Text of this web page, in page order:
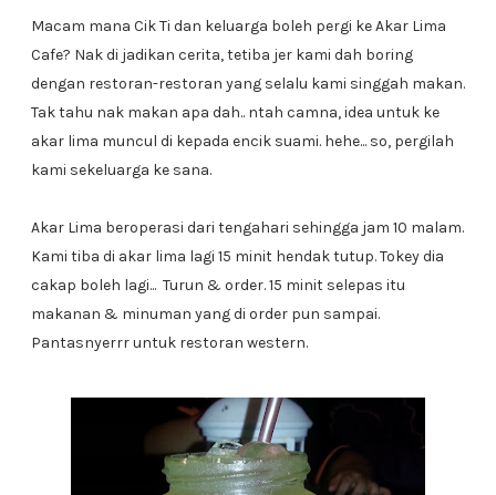
Macam mana Cik Ti dan keluarga boleh pergi ke Akar Lima
Cafe? Nak di jadikan cerita, tetiba jer kami dah boring
dengan restoran-restoran yang selalu kami singgah makan.
Tak tahu nak makan apa dah.. ntah camna, idea untuk ke
akar lima muncul di kepada encik suami. hehe... so, pergilah
kami sekeluarga ke sana.
Akar Lima beroperasi dari tengahari sehingga jam 10 malam.
Kami tiba di akar lima lagi 15 minit hendak tutup. Tokey dia
cakap boleh lagi... Turun & order. 15 minit selepas itu
makanan & minuman yang di order pun sampai.
Pantasnyerrr untuk restoran western.